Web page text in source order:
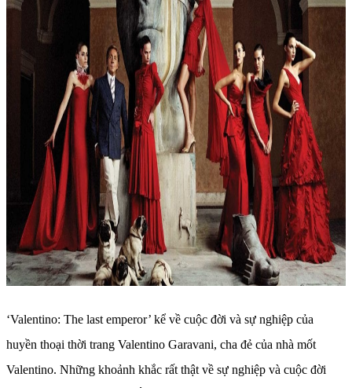
‘Valentino: The last emperor’ kể về cuộc đời và sự nghiệp của
huyền thoại thời trang Valentino Garavani, cha đẻ của nhà mốt
Valentino. Những khoảnh khắc rất thật về sự nghiệp và cuộc đời